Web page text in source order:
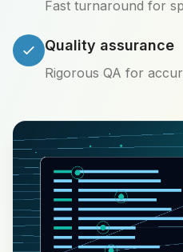
Fast turnaround for
Quality assurance
Rigorous QA for